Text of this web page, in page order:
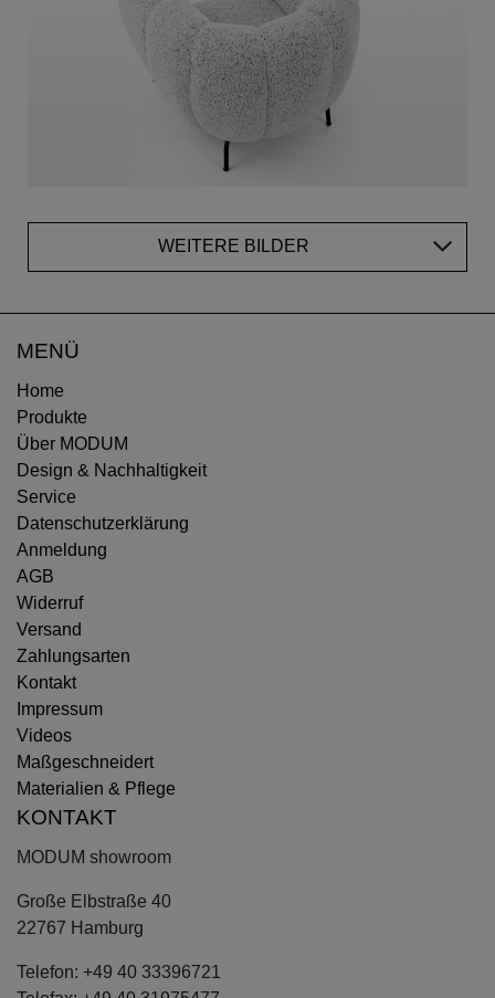
WEITERE BILDER
MENÜ
Home
Produkte
Über MODUM
Design & Nachhaltigkeit
Service
Datenschutzerklärung
Anmeldung
AGB
Widerruf
Versand
Zahlungsarten
Kontakt
Impressum
Videos
Maßgeschneidert
Materialien & Pflege
KONTAKT
MODUM showroom
Große Elbstraße 40
22767 Hamburg
Telefon: +49 40 33396721